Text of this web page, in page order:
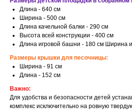
Длина - 640 см
Ширина - 500 см
Длина качельной балки - 290 см
Высота всей конструкции - 400 см
Длина игровой башни - 180 см Ширина
Размеры крышки для песочницы:
Ширина - 91 см
Длина - 152 см
Важно:
Для удобства и безопасности детей
комплекс исключительно на ровную